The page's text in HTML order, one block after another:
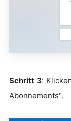
Schritt 3:
Abonnements".